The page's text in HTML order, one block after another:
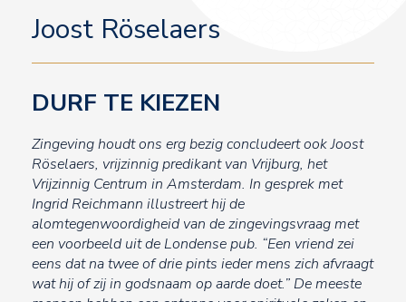
Joost Röselaers
DURF TE KIEZEN
Zingeving houdt ons erg bezig concludeert ook Joost
Röselaers, vrijzinnig predikant van Vrijburg, het
Vrijzinnig Centrum in Amsterdam. In gesprek met
Ingrid Reichmann illustreert hij de
alomtegenwoordigheid van de zingevingsvraag met
een voorbeeld uit de Londense pub. “Een vriend zei
eens dat na twee of drie pints ieder mens zich afvraagt
wat hij of zij in godsnaam op aarde doet.” De meeste